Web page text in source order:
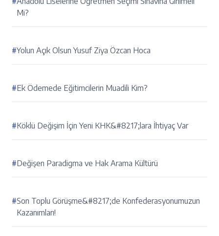
Mi?
#Yolun Açık Olsun Yusuf Ziya Özcan Hoca
#Ek Ödemede Eğitimcilerin Muadili Kim?
#Köklü Değişim İçin Yeni KHK&#8217;lara İhtiyaç Var
#Değişen Paradigma ve Hak Arama Kültürü
#Son Toplu Görüşme&#8217;de Konfederasyonumuzun
Kazanımları!